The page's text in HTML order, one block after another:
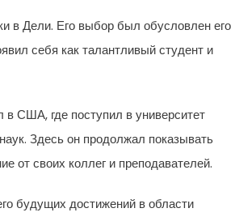
в Дели. Его выбор был обусловлен его
себя как талантливый студент и
США, где поступил в университет
Здесь он продолжал показывать
от своих коллег и преподавателей.
будущих достижений в области